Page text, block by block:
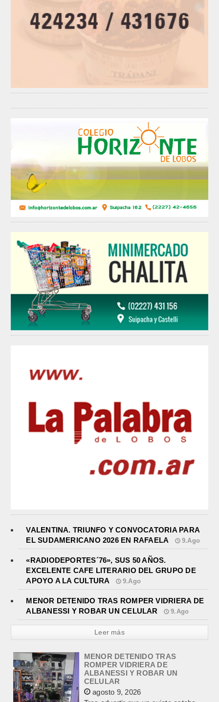
VALENTINA. TRIUNFO Y CONVOCATORIA PARA
EL SUDAMERICANO 2026 EN RAFAELA
9.Ago
«RADIODEPORTES´76», SUS 50 AÑOS.
EXCELENTE CAFE LITERARIO DEL GRUPO DE
APOYO A LA CULTURA
9.Ago
MENOR DETENIDO TRAS ROMPER VIDRIERA DE
ALBANESSI Y ROBAR UN CELULAR
9.Ago
Leer más
MENOR DETENIDO TRAS
ROMPER VIDRIERA DE
ALBANESSI Y ROBAR UN
CELULAR
agosto 9, 2026
cometiendo un robo en el local
comercial de Albanessi, en calle
Rivadavia y Salgado,...
FALLECIO UN JOVEN DE 24 AÑOS
TRAS DESPISTARSE CON SU